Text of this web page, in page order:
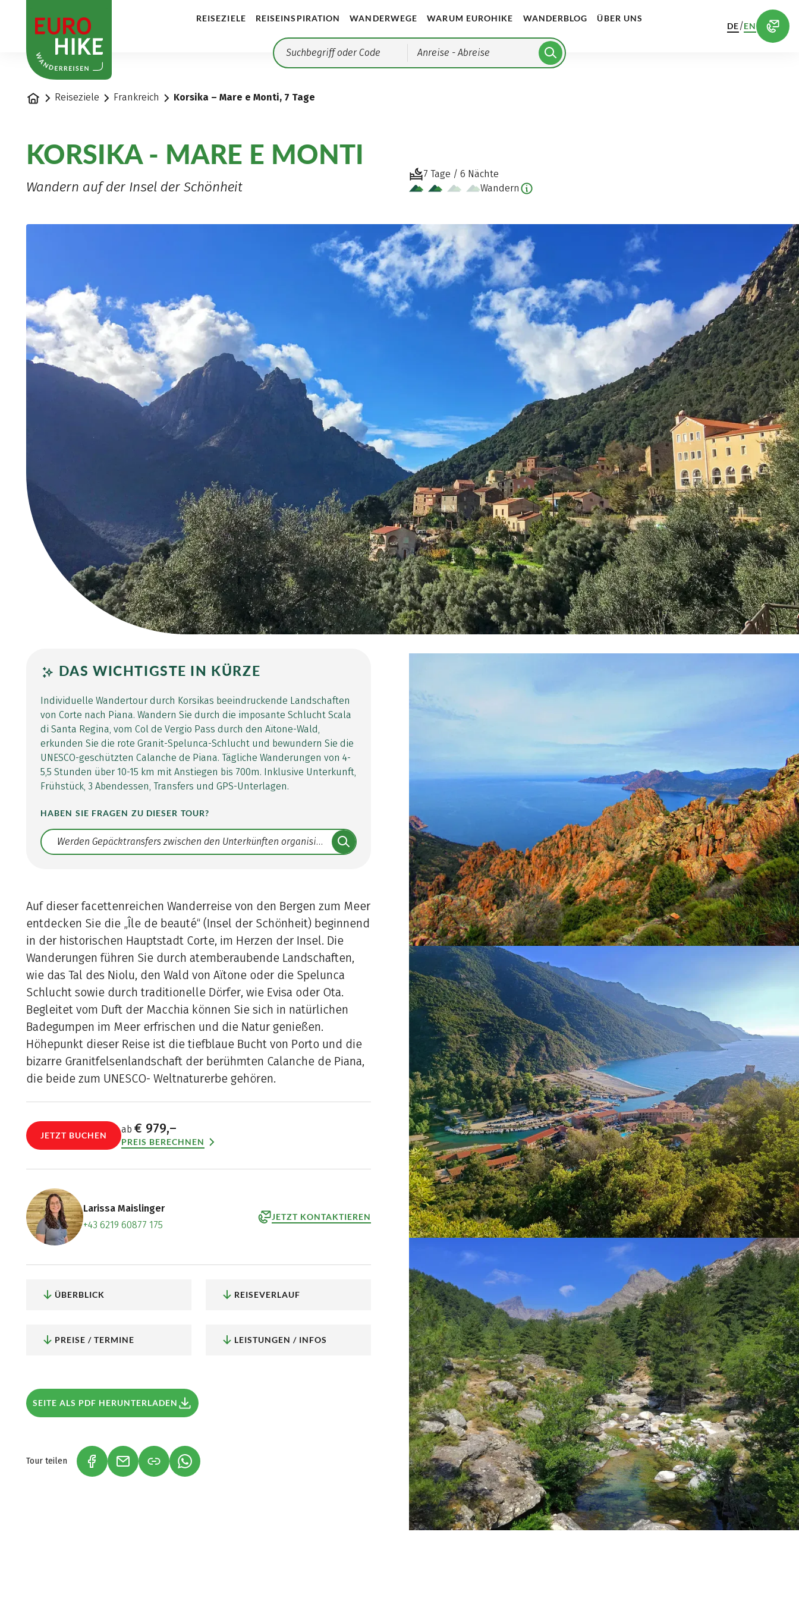
REISEZIELE REISEINSPIRATION WANDERWEGE WARUM EUROHIKE WANDERBLOG ÜBER UNS
Anreise - Abreise
DE/EN
StartseiteReiseziele Frankreich Korsika – Mare e Monti, 7 Tage
KORSIKA - MARE E MONTI
Wandern auf der Insel der Schönheit
7 Tage / 6 Nächte
Wandern
DAS WICHTIGSTE IN KÜRZE
Individuelle Wandertour durch Korsikas beeindruckende Landschaften
von Corte nach Piana. Wandern Sie durch die imposante Schlucht Scala
di Santa Regina, vom Col de Vergio Pass durch den Aïtone-Wald,
erkunden Sie die rote Granit-Spelunca-Schlucht und bewundern Sie die
UNESCO-geschützten Calanche de Piana. Tägliche Wanderungen von 4-
5,5 Stunden über 10-15 km mit Anstiegen bis 700m. Inklusive Unterkunft,
Frühstück, 3 Abendessen, Transfers und GPS-Unterlagen.
HABEN SIE FRAGEN ZU DIESER TOUR?
Translate: a11y.faq.search
Auf dieser facettenreichen Wanderreise von den Bergen zum Meer
entdecken Sie die „Île de beauté“ (Insel der Schönheit) beginnend
in der historischen Hauptstadt Corte, im Herzen der Insel. Die
Wanderungen führen Sie durch atemberaubende Landschaften,
wie das Tal des Niolu, den Wald von Aïtone oder die Spelunca
Schlucht sowie durch traditionelle Dörfer, wie Evisa oder Ota.
Begleitet vom Duft der Macchia können Sie sich in natürlichen
Badegumpen im Meer erfrischen und die Natur genießen.
Höhepunkt dieser Reise ist die tiefblaue Bucht von Porto und die
bizarre Granitfelsenlandschaft der berühmten Calanche de Piana,
die beide zum UNESCO- Weltnaturerbe gehören.
JETZT BUCHEN
ab € 979,–
PREIS BERECHNEN
Larissa Maislinger
+43 6219 60877 175
JETZT KONTAKTIEREN
Termin vereinbaren
SEITE ALS PDF HERUNTERLADEN
Tour teilen (LINK ÖFFNET IN NEUEM TAB)
(LINK ÖFFNET IN NEUEM TAB)
(LINK ÖFFNET IN NEUEM TAB)
ÜBERBLICK REISEVERLAUF
PREISE / TERMINE LEISTUNGEN / INFOS